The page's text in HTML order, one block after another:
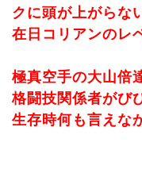
クに頭が上がらな
在日コリアンのレ
極真空手の大山倍
格闘技関係者がび
生存時何も言えな